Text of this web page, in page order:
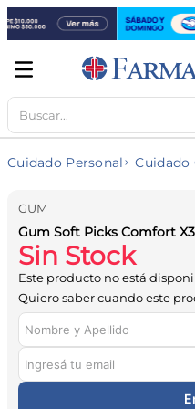
Buscar...
Cuidado Personal Cuidado
GUM
Gum Soft Picks Comfort
Sin Stock
Este producto no está
Quiero saber cuando este
TÉRMINOS MÁS BUSCADOS
1.
mela b3
2.
cerave limpieza
3.
creatina
4.
loreal
5.
shampoo
6.
proteina
.
ibuprofeno
.
vitamina c